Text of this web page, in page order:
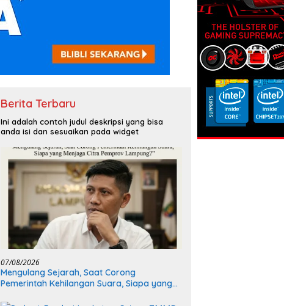
Berita Terbaru
Ini adalah contoh judul deskripsi yang bisa
anda isi dan sesuaikan pada widget
07/08/2026
Mengulang Sejarah, Saat Corong
Pemerintah Kehilangan Suara, Siapa yang